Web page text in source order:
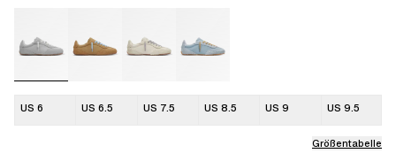
US 6 US 6.5 US 7.5 US 8.5 US 9 US 9.5
Größentabelle